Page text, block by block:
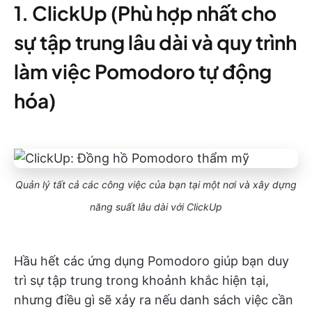
1. ClickUp (Phù hợp nhất cho
sự tập trung lâu dài và quy trình
làm việc Pomodoro tự động
hóa)
Quản lý tất cả các công việc của bạn tại một nơi và xây dựng
năng suất lâu dài với ClickUp
Hầu hết các ứng dụng Pomodoro giúp bạn duy
trì sự tập trung trong khoảnh khắc hiện tại,
nhưng điều gì sẽ xảy ra nếu danh sách việc cần